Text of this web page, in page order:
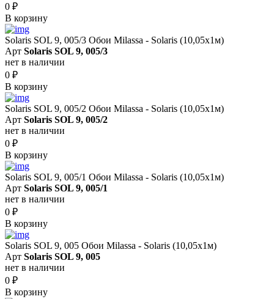
0 ₽
В корзину
Solaris SOL 9, 005/3 Обои Milassa - Solaris (10,05х1м)
Арт Solaris SOL 9, 005/3
нет в наличии
0 ₽
В корзину
Solaris SOL 9, 005/2 Обои Milassa - Solaris (10,05х1м)
Арт Solaris SOL 9, 005/2
нет в наличии
0 ₽
В корзину
Solaris SOL 9, 005/1 Обои Milassa - Solaris (10,05х1м)
Арт Solaris SOL 9, 005/1
нет в наличии
0 ₽
В корзину
Solaris SOL 9, 005 Обои Milassa - Solaris (10,05х1м)
Арт Solaris SOL 9, 005
нет в наличии
0 ₽
В корзину